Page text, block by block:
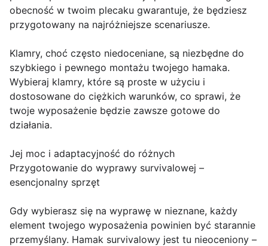
obecność w twoim plecaku gwarantuje, że będziesz
przygotowany na najróżniejsze scenariusze.
Klamry, choć często niedoceniane, są niezbędne do
szybkiego i pewnego montażu twojego hamaka.
Wybieraj klamry, które są proste w użyciu i
dostosowane do ciężkich warunków, co sprawi, że
twoje wyposażenie będzie zawsze gotowe do
działania.
Jej moc i adaptacyjność do różnych
Przygotowanie do wyprawy survivalowej –
esencjonalny sprzęt
Gdy wybierasz się na wyprawę w nieznane, każdy
element twojego wyposażenia powinien być starannie
przemyślany. Hamak survivalowy jest tu nieoceniony –